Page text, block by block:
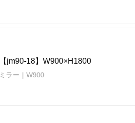
【jm90-18】W900×H1800
ミラー｜W900